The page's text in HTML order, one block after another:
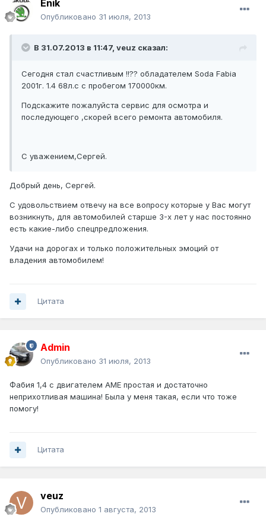
Enik
Опубликовано 31 июля, 2013
В 31.07.2013 в 11:47, veuz сказал:
Сегодня стал счастливым !!?? обладателем Soda Fabia
2001г. 1.4 68л.с с пробегом 170000км.
Подскажите пожалуйста сервис для осмотра и
последующего ,скорей всего ремонта автомобиля.
С уважением,Сергей.
Добрый день, Сергей.
С удовольствием отвечу на все вопросу которые у Вас могут
возникнуть, для автомобилей старше 3-х лет у нас постоянно
есть какие-либо спецпредложения.
Удачи на дорогах и только положительных эмоций от
владения автомобилем!
Цитата
Admin
Опубликовано 31 июля, 2013
Фабия 1,4 с двигателем AME простая и достаточно
неприхотливая машина! Была у меня такая, если что тоже
помогу!
Цитата
veuz
Опубликовано 1 августа, 2013